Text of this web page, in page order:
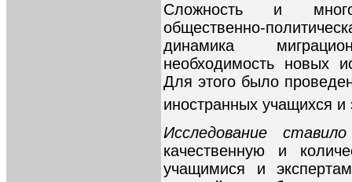
Сложность и
общественно-
динамика
необходимость новых
Для этого было
иностранных учащихся
Исследование
качественную и
учащимися и